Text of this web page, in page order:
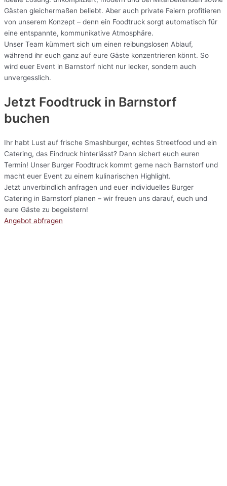
Gästen gleichermaßen beliebt. Aber auch private Feiern profitieren
von unserem Konzept – denn ein Foodtruck sorgt automatisch für
eine entspannte, kommunikative Atmosphäre.
Unser Team kümmert sich um einen reibungslosen Ablauf,
während ihr euch ganz auf eure Gäste konzentrieren könnt. So
wird euer Event in Barnstorf nicht nur lecker, sondern auch
unvergesslich.
Jetzt Foodtruck in Barnstorf
buchen
Ihr habt Lust auf frische Smashburger, echtes Streetfood und ein
Catering, das Eindruck hinterlässt? Dann sichert euch euren
Termin! Unser Burger Foodtruck kommt gerne nach Barnstorf und
macht euer Event zu einem kulinarischen Highlight.
Jetzt unverbindlich anfragen und euer individuelles Burger
Catering in Barnstorf planen – wir freuen uns darauf, euch und
eure Gäste zu begeistern!
Angebot abfragen